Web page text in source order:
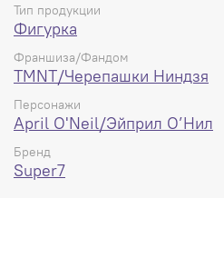
Тип продукции
Фигурка
Франшиза/Фандом
TMNT/Черепашки Ниндзя
Персонажи
April O'Neil/Эйприл О’Нил
Бренд
Super7